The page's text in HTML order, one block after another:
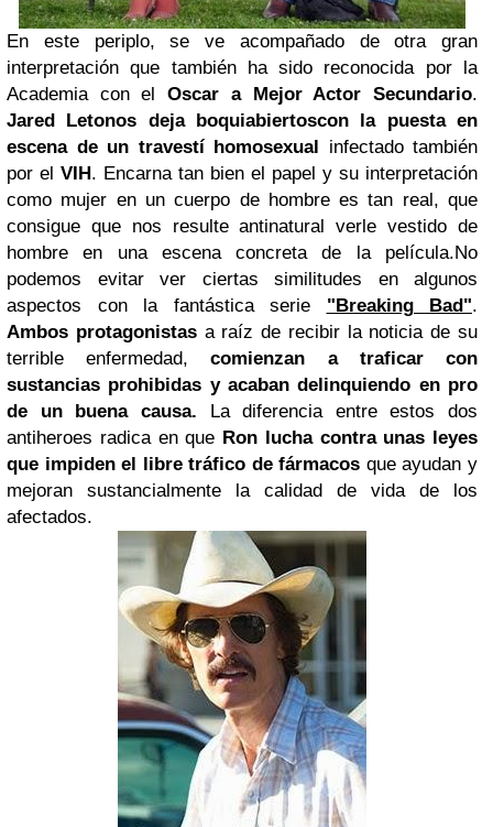
En este periplo, se ve acompañado de otra gran
interpretación que también ha sido reconocida por la
Academia con elOscar a Mejor Actor Secundario.
Jared Letonos deja boquiabiertoscon la puesta en
escena de un travestí homosexual infectado también
por el VIH. Encarna tan bien el papel y su interpretación
como mujer en un cuerpo de hombre es tan real, que
consigue que nos resulte antinatural verle vestido de
hombre en una escena concreta de la película.No
podemos evitar ver ciertas similitudes en algunos
aspectos con la fantástica serie "Breaking Bad".
Ambos protagonistasa raíz de recibir la noticia de su
terrible enfermedad,comienzan a traficar con
sustancias prohibidas y acaban delinquiendo en pro
de un buena causa. La diferencia entre estos dos
antiheroes radica en que Ron lucha contra unas leyes
que impiden el libre tráfico de fármacos que ayudan y
mejoran sustancialmente la calidad de vida de los
afectados.